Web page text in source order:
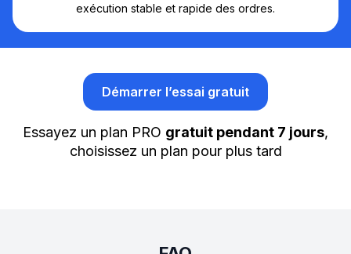
exécution stable et rapide des ordres.
Démarrer l’essai gratuit
Essayez un plan PRO gratuit pendant 7 jours,
choisissez un plan pour plus tard